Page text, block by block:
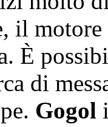
il motore
È
di
Gogol